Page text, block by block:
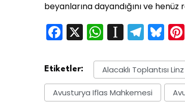
beyanlarına dayandığını ve
Facebook
X WhatsApp
Etiketler: Alacaklı Toplantısı Linz
Avusturya Iflas Mahkemesi